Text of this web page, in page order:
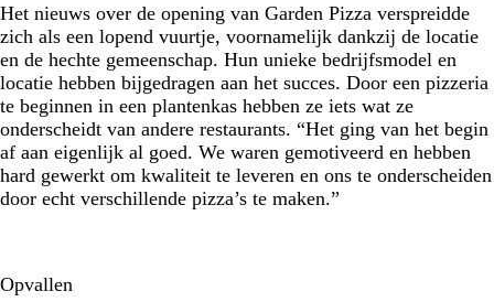
Het nieuws over de opening van Garden Pizza verspreidde
zich als een lopend vuurtje, voornamelijk dankzij de locatie
en de hechte gemeenschap. Hun unieke bedrijfsmodel en
locatie hebben bijgedragen aan het succes. Door een pizzeria
te beginnen in een plantenkas hebben ze iets wat ze
onderscheidt van andere restaurants. “Het ging van het begin
af aan eigenlijk al goed. We waren gemotiveerd en hebben
hard gewerkt om kwaliteit te leveren en ons te onderscheiden
door echt verschillende pizza’s te maken.”
Opvallen